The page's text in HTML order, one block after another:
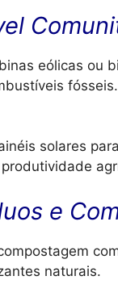
eólicas ou
fósseis.
solares
e
naturais.